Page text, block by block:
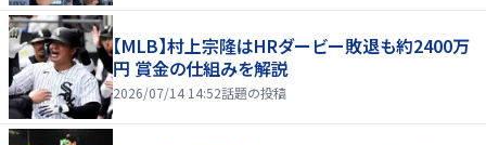
【MLB】村上宗隆はHRダービー敗退も約2400万
円 賞金の仕組みを解説
2026/07/14 14:52話題の投稿